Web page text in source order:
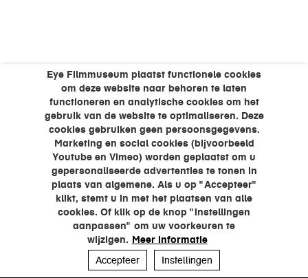
Eye Filmmuseum plaatst functionele cookies
om deze website naar behoren te laten
functioneren en analytische cookies om het
gebruik van de website te optimaliseren. Deze
cookies gebruiken geen persoonsgegevens.
Marketing en social cookies (bijvoorbeeld
Youtube en Vimeo) worden geplaatst om u
gepersonaliseerde advertenties te tonen in
plaats van algemene. Als u op "Accepteer"
klikt, stemt u in met het plaatsen van alle
cookies. Of klik op de knop "Instellingen
aanpassen" om uw voorkeuren te
wijzigen. Meer informatie
Accepteer
Instellingen